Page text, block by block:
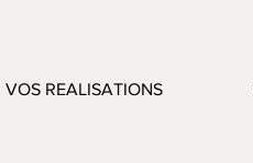
VOS REALISATIONS